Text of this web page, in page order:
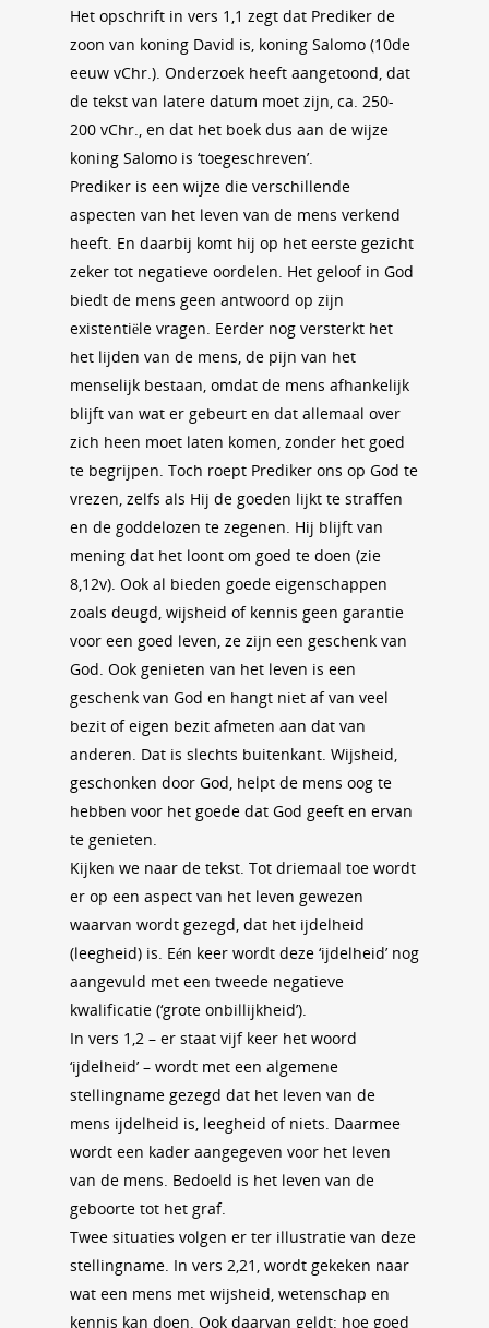
Het opschrift in vers 1,1 zegt dat Prediker de
zoon van koning David is, koning Salomo (10de
eeuw vChr.). Onderzoek heeft aangetoond, dat
de tekst van latere datum moet zijn, ca. 250-
200 vChr., en dat het boek dus aan de wijze
koning Salomo is ‘toegeschreven’.
Prediker is een wijze die verschillende
aspecten van het leven van de mens verkend
heeft. En daarbij komt hij op het eerste gezicht
zeker tot negatieve oordelen. Het geloof in God
biedt de mens geen antwoord op zijn
existentiële vragen. Eerder nog versterkt het
het lijden van de mens, de pijn van het
menselijk bestaan, omdat de mens afhankelijk
blijft van wat er gebeurt en dat allemaal over
zich heen moet laten komen, zonder het goed
te begrijpen. Toch roept Prediker ons op God te
vrezen, zelfs als Hij de goeden lijkt te straffen
en de goddelozen te zegenen. Hij blijft van
mening dat het loont om goed te doen (zie
8,12v). Ook al bieden goede eigenschappen
zoals deugd, wijsheid of kennis geen garantie
voor een goed leven, ze zijn een geschenk van
God. Ook genieten van het leven is een
geschenk van God en hangt niet af van veel
bezit of eigen bezit afmeten aan dat van
anderen. Dat is slechts buitenkant. Wijsheid,
geschonken door God, helpt de mens oog te
hebben voor het goede dat God geeft en ervan
te genieten.
Kijken we naar de tekst. Tot driemaal toe wordt
er op een aspect van het leven gewezen
waarvan wordt gezegd, dat het ijdelheid
(leegheid) is. Eén keer wordt deze ‘ijdelheid’ nog
aangevuld met een tweede negatieve
kwalificatie (‘grote onbillijkheid’).
In vers 1,2 – er staat vijf keer het woord
‘ijdelheid’ – wordt met een algemene
stellingname gezegd dat het leven van de
mens ijdelheid is, leegheid of niets. Daarmee
wordt een kader aangegeven voor het leven
van de mens. Bedoeld is het leven van de
geboorte tot het graf.
Twee situaties volgen er ter illustratie van deze
stellingname. In vers 2,21, wordt gekeken naar
wat een mens met wijsheid, wetenschap en
kennis kan doen. Ook daarvan geldt: hoe goed